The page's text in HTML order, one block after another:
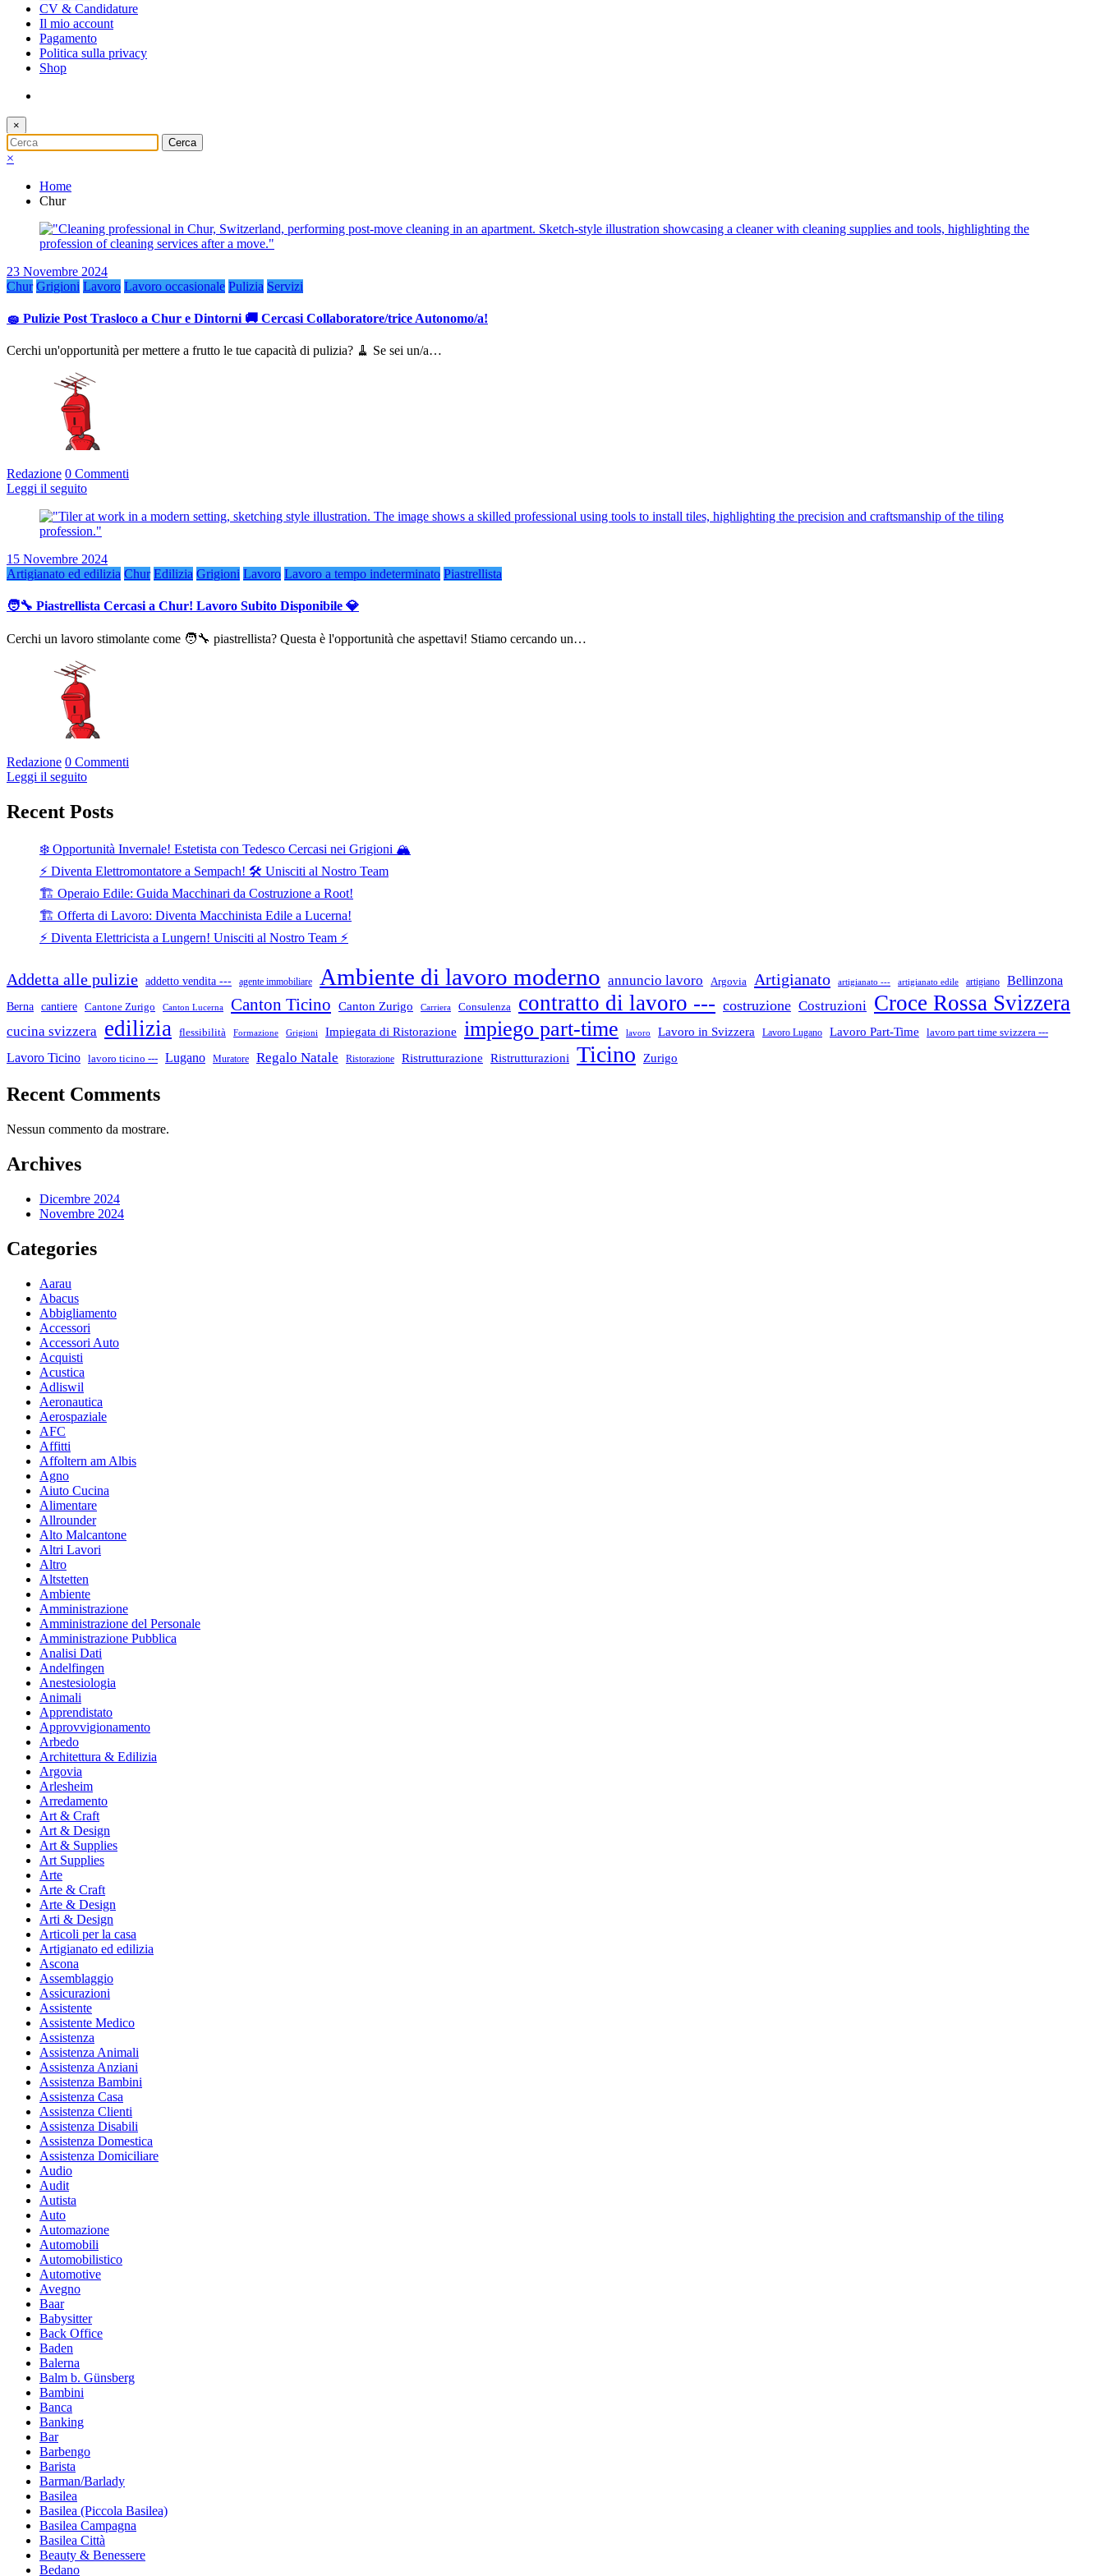
CV & Candidature
Il mio account
Pagamento
Politica sulla privacy
Shop
×
×
Home
Chur
23 Novembre 2024
Chur Grigioni Lavoro Lavoro occasionale Pulizia Servizi
🧽 Pulizie Post Trasloco a Chur e Dintorni 🚚 Cercasi Collaboratore/trice Autonomo/a!
Cerchi un'opportunità per mettere a frutto le tue capacità di pulizia? 🧹 Se sei un/a…
Redazione 0 Commenti
Leggi il seguito
15 Novembre 2024
Artigianato ed edilizia Chur Edilizia Grigioni Lavoro Lavoro a tempo indeterminato Piastrellista
🧑‍🔧 Piastrellista Cercasi a Chur! Lavoro Subito Disponibile 💎
Cerchi un lavoro stimolante come 🧑‍🔧 piastrellista? Questa è l'opportunità che aspettavi! Stiamo cercando un…
Redazione 0 Commenti
Leggi il seguito
Recent Posts
❄️ Opportunità Invernale! Estetista con Tedesco Cercasi nei Grigioni 🏔️
⚡ Diventa Elettromontatore a Sempach! 🛠️ Unisciti al Nostro Team
🏗️ Operaio Edile: Guida Macchinari da Costruzione a Root!
🏗️ Offerta di Lavoro: Diventa Macchinista Edile a Lucerna!
⚡ Diventa Elettricista a Lungern! Unisciti al Nostro Team ⚡
Addetta alle pulizie addetto vendita --- agente immobiliare Ambiente di lavoro moderno annuncio lavoro Argovia Artigianato artigianato --- artigianato edile artigiano Bellinzona
Berna cantiere Cantone Zurigo Canton Lucerna Canton Ticino Canton Zurigo Carriera Consulenza contratto di lavoro --- costruzione Costruzioni Croce Rossa Svizzera
cucina svizzera edilizia flessibilità Formazione Grigioni Impiegata di Ristorazione impiego part-time lavoro Lavoro in Svizzera Lavoro Lugano Lavoro Part-Time lavoro part time svizzera ---
Lavoro Ticino lavoro ticino --- Lugano Muratore Regalo Natale Ristorazione Ristrutturazione Ristrutturazioni Ticino Zurigo
Recent Comments
Nessun commento da mostrare.
Archives
Dicembre 2024
Novembre 2024
Categories
Aarau
Abacus
Abbigliamento
Accessori
Accessori Auto
Acquisti
Acustica
Adliswil
Aeronautica
Aerospaziale
AFC
Affitti
Affoltern am Albis
Agno
Aiuto Cucina
Alimentare
Allrounder
Alto Malcantone
Altri Lavori
Altro
Altstetten
Ambiente
Amministrazione
Amministrazione del Personale
Amministrazione Pubblica
Analisi Dati
Andelfingen
Anestesiologia
Animali
Apprendistato
Approvvigionamento
Arbedo
Architettura & Edilizia
Argovia
Arlesheim
Arredamento
Art & Craft
Art & Design
Art & Supplies
Art Supplies
Arte
Arte & Craft
Arte & Design
Arti & Design
Articoli per la casa
Artigianato ed edilizia
Ascona
Assemblaggio
Assicurazioni
Assistente
Assistente Medico
Assistenza
Assistenza Animali
Assistenza Anziani
Assistenza Bambini
Assistenza Casa
Assistenza Clienti
Assistenza Disabili
Assistenza Domestica
Assistenza Domiciliare
Audio
Audit
Autista
Auto
Automazione
Automobili
Automobilistico
Automotive
Avegno
Baar
Babysitter
Back Office
Baden
Balerna
Balm b. Günsberg
Bambini
Banca
Banking
Bar
Barbengo
Barista
Barman/Barlady
Basilea
Basilea (Piccola Basilea)
Basilea Campagna
Basilea Città
Beauty & Benessere
Bedano